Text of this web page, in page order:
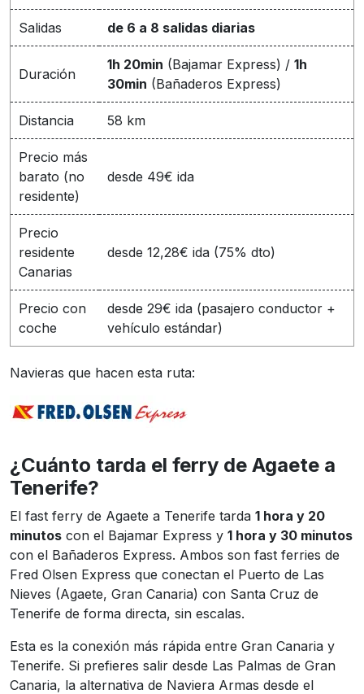
Salidas de 6 a 8 salidas diarias
Duración
1h 20min (Bajamar Express) / 1h
30min (Bañaderos Express)
Distancia 58 km
Precio más
barato (no
residente)
desde 49€ ida
Precio
residente
Canarias
desde 12,28€ ida (75% dto)
Precio con
coche
desde 29€ ida (pasajero conductor +
vehículo estándar)
Navieras que hacen esta ruta:
¿Cuánto tarda el ferry de Agaete a
Tenerife?
El fast ferry de Agaete a Tenerife tarda 1 hora y 20
minutos con el Bajamar Express y 1 hora y 30 minutos
con el Bañaderos Express. Ambos son fast ferries de
Fred Olsen Express que conectan el Puerto de Las
Nieves (Agaete, Gran Canaria) con Santa Cruz de
Tenerife de forma directa, sin escalas.
Esta es la conexión más rápida entre Gran Canaria y
Tenerife. Si prefieres salir desde Las Palmas de Gran
Canaria, la alternativa de Naviera Armas desde el